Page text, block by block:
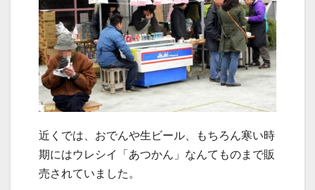
近くでは、おでんや生ビール、もちろん寒い時
期にはウレシイ「あつかん」なんてものまで販
売されていました。